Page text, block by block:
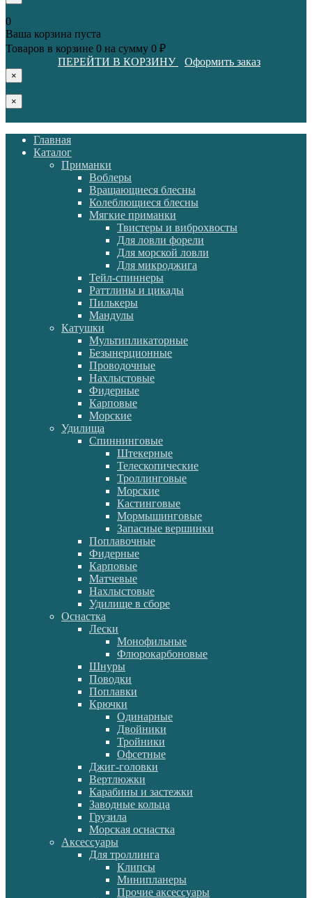
0
Ваша корзина пуста
Товаров в корзине 0 на сумму 0 ₽
ПЕРЕЙТИ В КОРЗИНУ
Оформить заказ
×
×
Главная
Каталог
Приманки
Воблеры
Вращающиеся блесны
Колеблющиеся блесны
Мягкие приманки
Твистеры и виброхвосты
Для ловли форели
Для морской ловли
Для микроджига
Тейл-спиннеры
Раттлины и цикады
Пилькеры
Мандулы
Катушки
Мультипликаторные
Безынерционные
Проводочные
Нахлыстовые
Фидерные
Карповые
Морские
Удилища
Спиннинговые
Штекерные
Телескопические
Троллинговые
Морские
Кастинговые
Мормышинговые
Запасные вершинки
Поплавочные
Фидерные
Карповые
Матчевые
Нахлыстовые
Удилище в сборе
Оснастка
Лески
Монофильные
Флюрокарбоновые
Шнуры
Поводки
Поплавки
Крючки
Одинарные
Двойники
Тройники
Офсетные
Джиг-головки
Вертлюжки
Карабины и застежки
Заводные кольца
Грузила
Морская оснастка
Аксессуары
Для троллинга
Клипсы
Минипланеры
Прочие аксессуары